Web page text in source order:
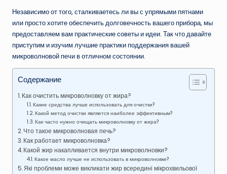
Независимо от того, сталкиваетесь ли вы с упрямыми пятнами
или просто хотите обеспечить долговечность вашего прибора, мы
предоставляем вам практические советы и идеи. Так что давайте
приступим и изучим лучшие практики поддержания вашей
микроволновой печи в отличном состоянии.
Содержание
Как очистить микроволновку от жира?
Какие средства лучше использовать для очистки?
Какой метод очистки является наиболее эффективным?
Как часто нужно очищать микроволновку от жира?
Что такое микроволновая печь?
Как работает микроволновка?
Какой жир накапливается внутри микроволновки?
Какое масло лучше не использовать в микроволновке?
Які проблеми може викликати жир всередині мікрохвильової